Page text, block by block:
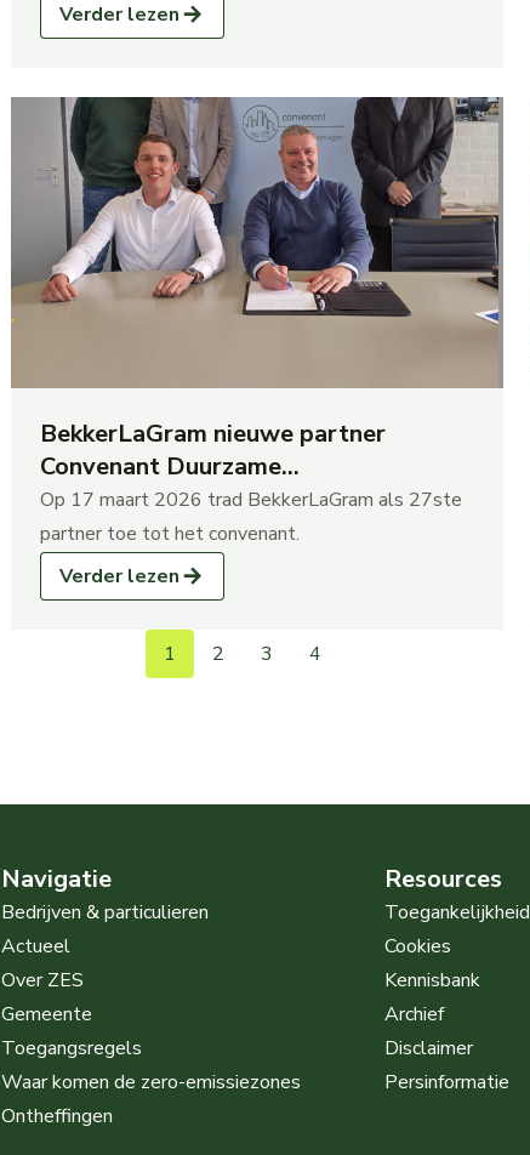
Verder lezen
BekkerLaGram nieuwe partner
Convenant Duurzame
Reinigingsvoertuigen
Op 17 maart 2026 trad BekkerLaGram als 27ste
partner toe tot het convenant.
Verder lezen
1 2 3 4
Navigatie
Bedrijven & particulieren
Actueel
Over ZES
Gemeente
Toegangsregels
Waar komen de zero-emissiezones
Ontheffingen
Resources
Toegankelijkheid
Cookies
Kennisbank
Archief
Disclaimer
Persinformatie